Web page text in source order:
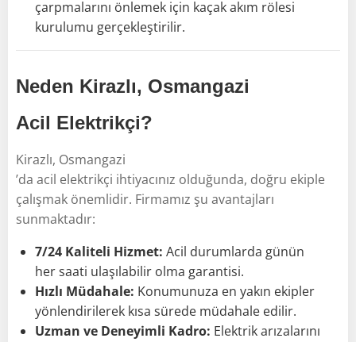
çarpmalarını önlemek için kaçak akım rölesi
kurulumu gerçekleştirilir.
Neden Kirazlı, Osmangazi
Acil Elektrikçi?
Kirazlı, Osmangazi
’da acil elektrikçi ihtiyacınız olduğunda, doğru ekiple
çalışmak önemlidir. Firmamız şu avantajları
sunmaktadır:
7/24 Kaliteli Hizmet: Acil durumlarda günün
her saati ulaşılabilir olma garantisi.
Hızlı Müdahale: Konumunuza en yakın ekipler
yönlendirilerek kısa sürede müdahale edilir.
Uzman ve Deneyimli Kadro: Elektrik arızalarını